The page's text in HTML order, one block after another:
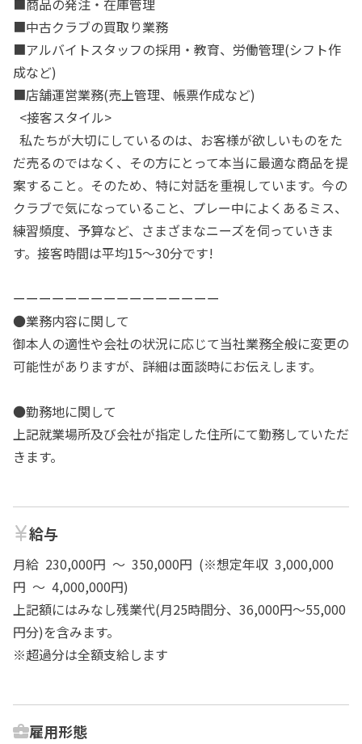
■商品の発注・在庫管理
■中古クラブの買取り業務
■アルバイトスタッフの採用・教育、労働管理(シフト作
成など)
■店舗運営業務(売上管理、帳票作成など)
<接客スタイル>
私たちが大切にしているのは、お客様が欲しいものをた
だ売るのではなく、その方にとって本当に最適な商品を提
案すること。そのため、特に対話を重視しています。今の
クラブで気になっていること、プレー中によくあるミス、
練習頻度、予算など、さまざまなニーズを伺っていきま
す。接客時間は平均15～30分です!
ーーーーーーーーーーーーーーーー
●業務内容に関して
御本人の適性や会社の状況に応じて当社業務全般に変更の
可能性がありますが、詳細は面談時にお伝えします。
●勤務地に関して
上記就業場所及び会社が指定した住所にて勤務していただ
きます。
給与
月給 230,000円 ～ 350,000円 (※想定年収 3,000,000
円 ～ 4,000,000円)
上記額にはみなし残業代(月25時間分、36,000円～55,000
円分)を含みます。
※超過分は全額支給します
雇用形態